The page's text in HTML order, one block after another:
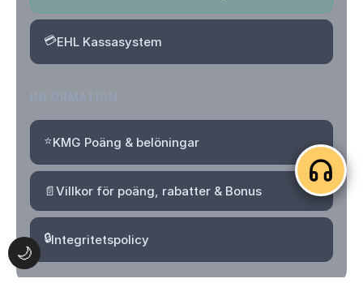
🌙
💳EHL Kassasystem
⭐KMG Poäng & belöningar
📄Villkor för poäng, rabatter & Bonus
🔒Integritetspolicy